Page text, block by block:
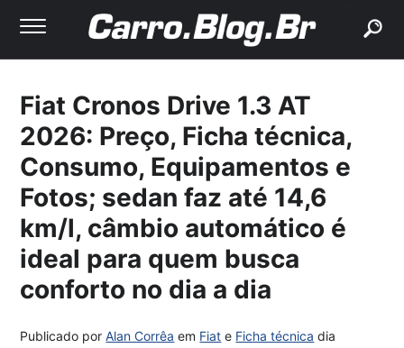
Fiat Cronos Drive 1.3 AT
2026: Preço, Ficha técnica,
Consumo, Equipamentos e
Fotos; sedan faz até 14,6
km/l, câmbio automático é
ideal para quem busca
conforto no dia a dia
Publicado porAlan Corrêa em Fiat e Ficha técnica dia